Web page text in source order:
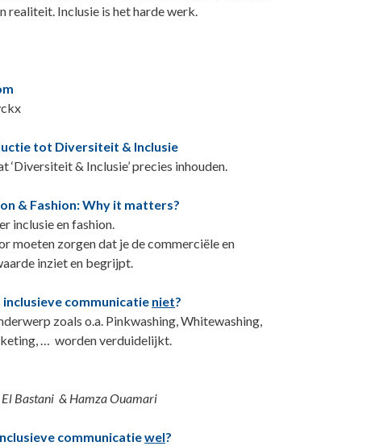
realiteit. Inclusie is het harde werk.
tot Diversiteit & Inclusie
& Inclusie’ precies inhouden.
& Fashion: Why it matters?
inclusie en fashion.
moeten zorgen dat je de commerciële en
inziet en begrijpt.
inclusieve communicatie niet?
zoals o.a. Pinkwashing, Whitewashing,
… worden verduidelijkt.
El Bastani & Hamza Ouamari
communicatiewel?